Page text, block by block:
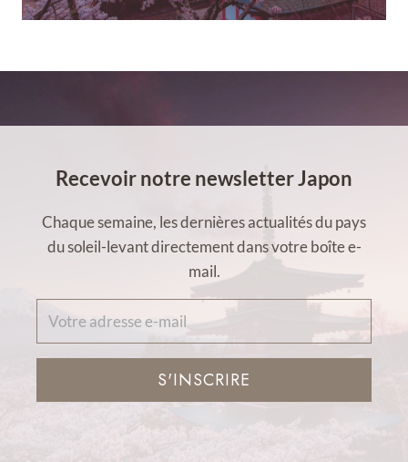
Recevoir notre newsletter Japon
Chaque semaine, les dernières actualités du pays
du soleil-levant directement dans votre boîte e-
mail.
S'INSCRIRE